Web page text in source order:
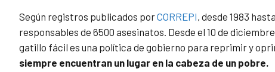
Según registros publicados porCORREPI, desde 1983
responsables de 6500 asesinatos. Desde el 10 de
gatillo fácil es una política de gobierno para reprimir y
siempre encuentran un lugar en la cabeza de un pobre.